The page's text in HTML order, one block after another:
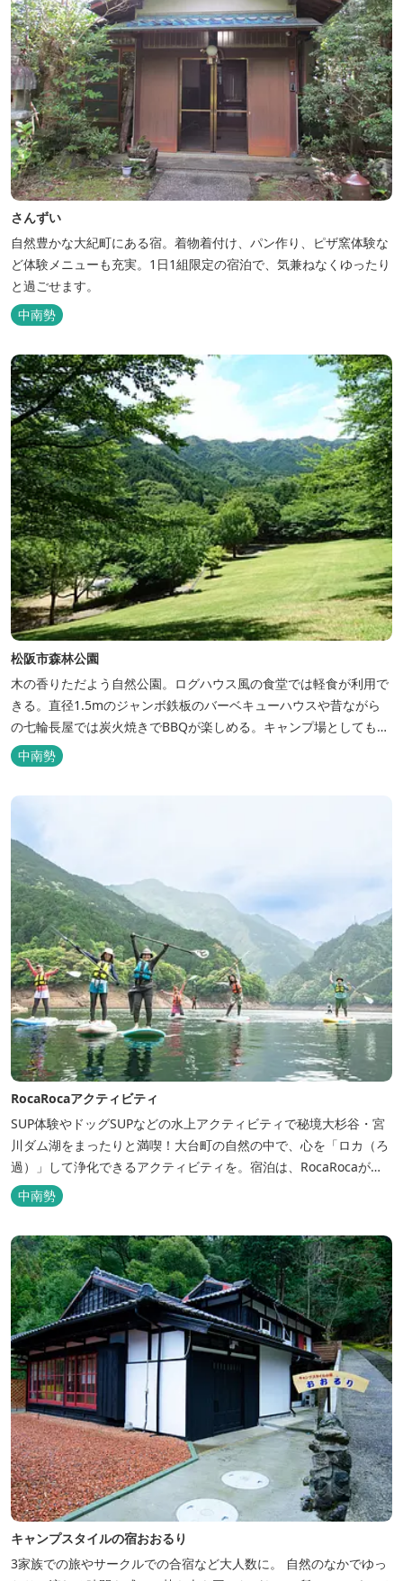
さんずい
自然豊かな大紀町にある宿。着物着付け、パン作り、ピザ窯体験な
ど体験メニューも充実。1日1組限定の宿泊で、気兼ねなくゆったり
と過ごせます。
中南勢
松阪市森林公園
木の香りただよう自然公園。ログハウス風の食堂では軽食が利用で
きる。直径1.5mのジャンボ鉄板のバーベキューハウスや昔ながら
の七輪長屋では炭火焼きでBBQが楽しめる。キャンプ場としても人
気で、週末は多くのキャンパーでにぎわっている。バンガローや5
タイプのテントサイトがある。展望台からは市街が一望できる。ま
中南勢
RocaRocaアクティビティ
SUP体験やドッグSUPなどの水上アクティビティで秘境大杉谷・宮
川ダム湖をまったりと満喫！大台町の自然の中で、心を「ロカ（ろ
過）」して浄化できるアクティビティを。宿泊は、RocaRocaが運
営する「キャンプスタイルの宿やまがら」へ！
中南勢
キャンプスタイルの宿おおるり
3家族での旅やサークルでの合宿など大人数に。 自然のなかでゆっ